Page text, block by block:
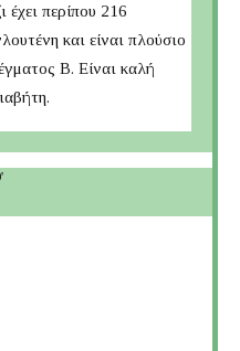
έχει περίπου 216
και είναι πλούσιο
Β. Είναι καλή